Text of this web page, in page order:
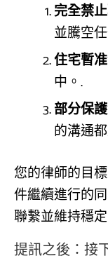
完全禁
並騰空
住宅暫
中。.
部分保
的溝通
您的律師的目
件繼續進行的
聯繫並維持穩
提訊之後：接